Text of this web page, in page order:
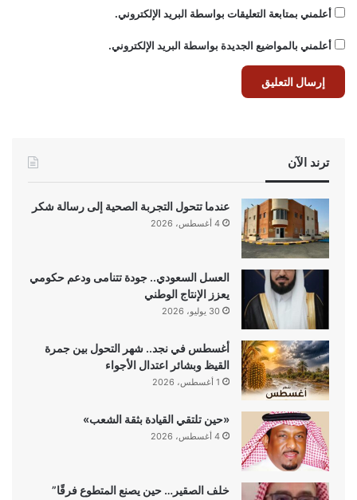
أعلمني بمتابعة التعليقات بواسطة البريد الإلكتروني.
أعلمني بالمواضيع الجديدة بواسطة البريد الإلكتروني.
ترند الآن
عندما تتحول التجربة الصحية إلى رسالة شكر
4 أغسطس، 2026
العسل السعودي.. جودة تتنامى ودعم حكومي
يعزز الإنتاج الوطني
30 يوليو، 2026
أغسطس في نجد.. شهر التحول بين جمرة
القيظ وبشائر اعتدال الأجواء
1 أغسطس، 2026
«حين تلتقي القيادة بثقة الشعب»
4 أغسطس، 2026
خلف الصقير… حين يصنع المتطوع فرقًا”